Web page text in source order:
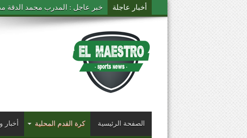
أخبار عاجلة خبر عاجل : المدرب محمد الدقة
الصفحة الرئيسية كرة القدم المحلية أخبار